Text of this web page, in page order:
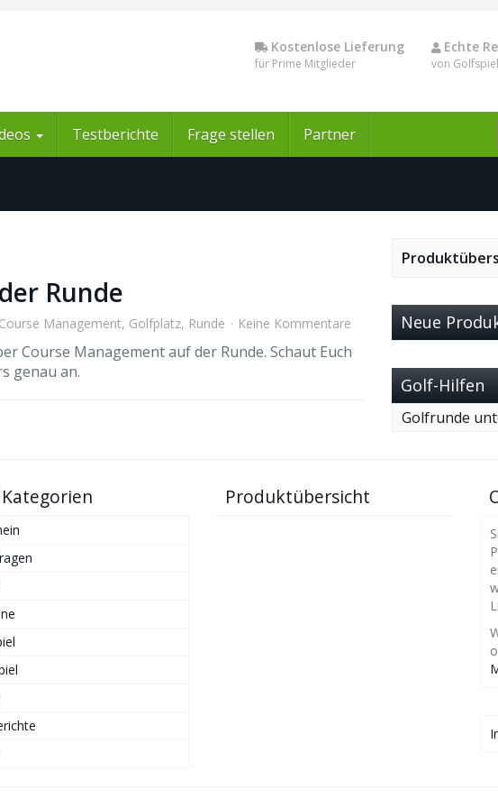
Kostenlose Lieferung
für Prime Mitglieder
Echte
von
Testberichte Frage stellen Partner
Runde
Course Management, Golfplatz, Runde Keine Kommentare
Course Management auf der Runde. Schaut Euch
genau an.
Neue
Golf-Hilfen
Golfrunde
Produktübersicht